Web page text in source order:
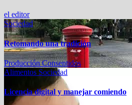
el editor
Sociedad
Retomando una tradición
Producción Consentidos
Alimentos Sociedad
Licencia digital y manejar comiendo